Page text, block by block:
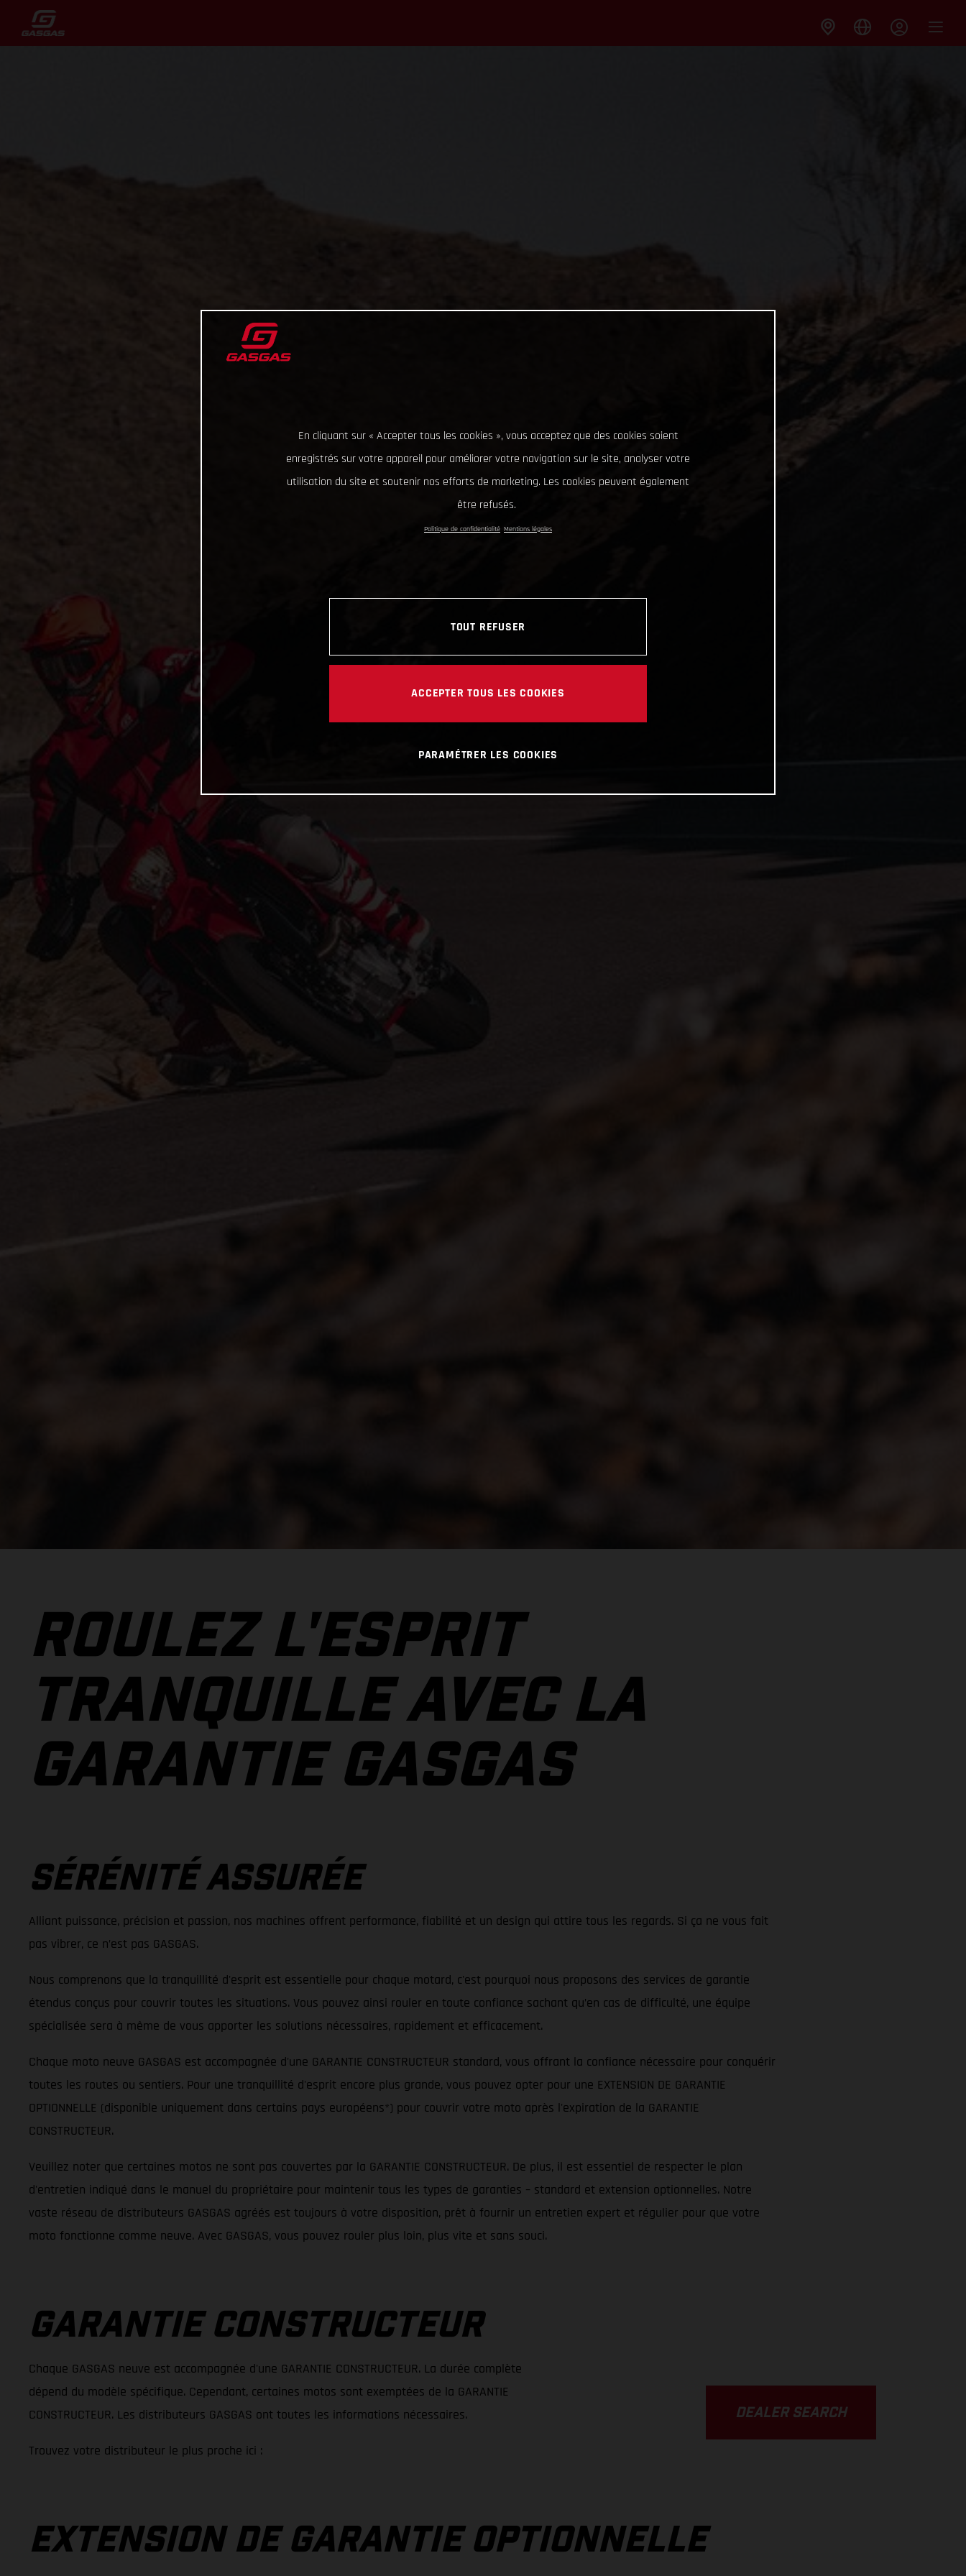
ROULEZ L'ESPRIT
TRANQUILLE AVEC LA
GARANTIE GASGAS
SÉRÉNITÉ ASSURÉE
Alliant puissance, précision et passion, nos machines offrent performance, fiabilité et un design qui attire tous les regards. Si ça ne vous fait
pas vibrer, ce n’est pas GASGAS.
Nous comprenons que la tranquillité d'esprit est essentielle pour chaque motard, c'est pourquoi nous proposons des services de garantie
étendus conçus pour couvrir toutes les situations. Vous pouvez ainsi rouler en toute confiance sachant qu’en cas de difficulté, une équipe
spécialisée sera à même de vous apporter les solutions nécessaires, rapidement et efficacement.
Chaque moto neuve GASGAS est accompagnée d'une GARANTIE CONSTRUCTEUR standard, vous offrant la confiance nécessaire pour conquérir
toutes les routes ou sentiers. Pour une tranquillité d'esprit encore plus grande, vous pouvez opter pour une EXTENSION DE GARANTIE
OPTIONNELLE (disponible uniquement dans certains pays européens*) pour couvrir votre moto après l'expiration de la GARANTIE
CONSTRUCTEUR.
Veuillez noter que certaines motos ne sont pas couvertes par la GARANTIE CONSTRUCTEUR. De plus, il est essentiel de respecter le plan
d'entretien indiqué dans le manuel du propriétaire pour maintenir tous les types de garanties – standard et extension optionnelles. Notre
vaste réseau de distributeurs GASGAS agréés est toujours à votre disposition, prêt à fournir un entretien expert et régulier pour que votre
moto fonctionne comme neuve. Avec GASGAS, vous pouvez rouler plus loin, plus vite et sans souci.
GARANTIE CONSTRUCTEUR
Chaque GASGAS neuve est accompagnée d'une GARANTIE CONSTRUCTEUR. La durée complète
dépend du modèle spécifique. Cependant, certaines motos sont exemptées de la GARANTIE
CONSTRUCTEUR. Les distributeurs GASGAS ont toutes les informations nécessaires.
Trouvez votre distributeur le plus proche ici :
DEALER SEARCH
EXTENSION DE GARANTIE OPTIONNELLE
En cliquant sur « Accepter tous les cookies », vous acceptez que des cookies soient
enregistrés sur votre appareil pour améliorer votre navigation sur le site, analyser votre
utilisation du site et soutenir nos efforts de marketing. Les cookies peuvent également
être refusés.
Politique de confidentialité Mentions légales
TOUT REFUSER
ACCEPTER TOUS LES COOKIES
PARAMÉTRER LES COOKIES